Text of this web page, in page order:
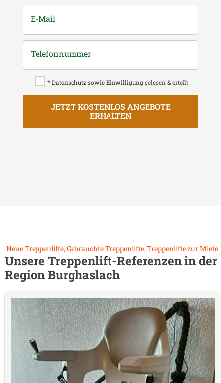
E-Mail
Telefonnummer
* Datenschutz sowie Einwilligung gelesen & erteilt
JETZT KOSTENLOS ANGEBOTE
ERHALTEN
Neue Treppenlifte, Gebrauchte Treppenlifte, Treppenlifte zur Miete.
Unsere Treppenlift-Referenzen in der
RegionBurghaslach